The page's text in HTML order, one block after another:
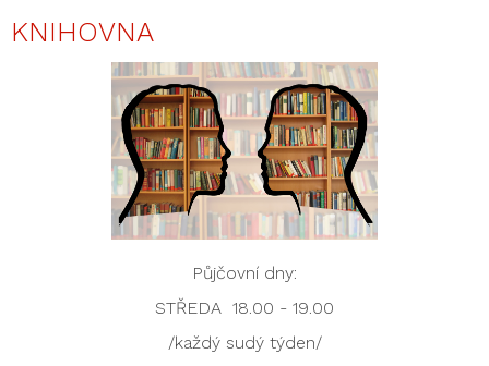
KNIHOVNA
Půjčovní dny:
STŘEDA 18.00 - 19.00
/každý sudý týden/